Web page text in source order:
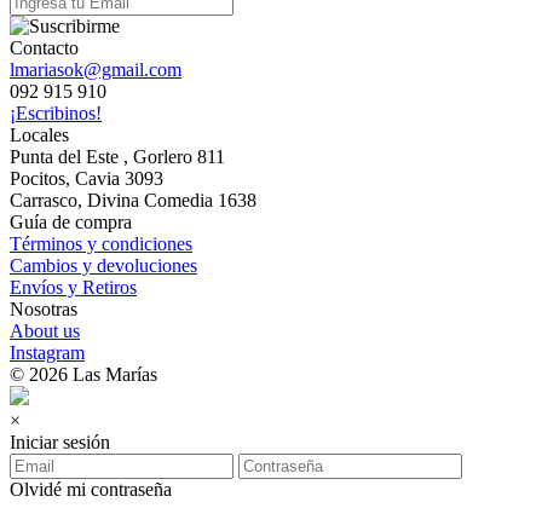
Contacto
lmariasok@gmail.com
092 915 910
¡Escribinos!
Locales
Punta del Este , Gorlero 811
Pocitos, Cavia 3093
Carrasco, Divina Comedia 1638
Guía de compra
Términos y condiciones
Cambios y devoluciones
Envíos y Retiros
Nosotras
About us
Instagram
© 2026 Las Marías
×
Iniciar sesión
Olvidé mi contraseña